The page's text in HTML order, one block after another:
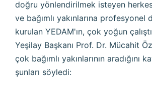
doğru yönlendirilmek isteyen
ve bağımlı yakınlarına profesyonel
kurulan YEDAM'ın, çok yoğun
Yeşilay Başkanı Prof. Dr. Mücahit
çok bağımlı yakınlarının aradığını
şunları söyledi: